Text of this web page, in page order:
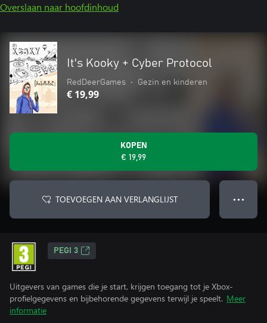
Overslaan naar hoofdinhoud
It's Kooky + Cyber Protocol
RedDeerGames • Gezin en kinderen
€ 19,99
KOPEN
€ 19,99
TOEVOEGEN AAN VERLANGLIJST ● ● ●
PEGI 3
Uitgevers van games die je start, krijgen toegang tot je Xbox-
profielgegevens en bijbehorende gegevens terwijl je speelt. Meer
informatie